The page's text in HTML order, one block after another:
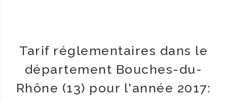
Tarif réglementaires dans le
département Bouches-du-
Rhône (13) pour l'année 2017: